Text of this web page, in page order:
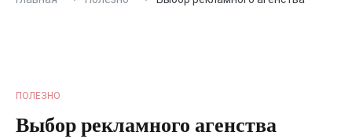
ПОЛЕЗНО
Выбор рекламного агенства